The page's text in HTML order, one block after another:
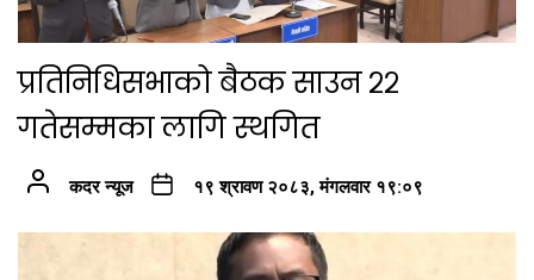
प्रतिनिधिसभाको बैठक साउन २२
गतेसम्मका लागि स्थगित
कदर न्यूज १९ श्रावण २०८३, मंगलवार १९:०९